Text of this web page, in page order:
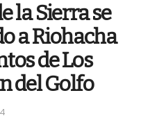
la Sierra se
a Riohacha
de Los
del Golfo